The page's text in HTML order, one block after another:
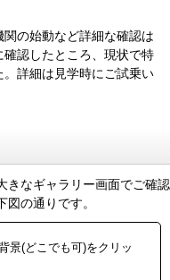
の始動など詳細な確認は
認したところ、現状で特
詳細は見学時にご試乗い
きなギャラリー画面でご確認
の通りです。
景(どこでも可)をクリッ